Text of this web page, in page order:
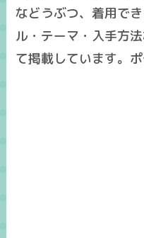
などうぶつ、着用で
ル・テーマ・入手方
て掲載しています。